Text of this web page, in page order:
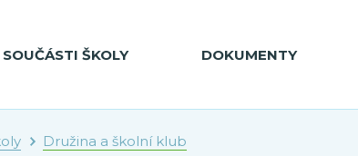
SOUČÁSTI ŠKOLY DOKUMENTY
Družina a školní klub